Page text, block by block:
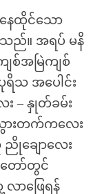
ေထိုင်သော
ည်။ အရပ် မနိ
စ်အမြဲကျစ်
သ အပေါင်း
– နှုတ်ခမ်း
ားတက်ကလေး
ချောလေး
တော်တွင်
ာဖြေရန်